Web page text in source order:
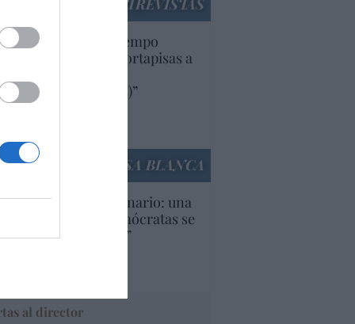
ENTREVISTAS
lleva mucho tiempo
aranceles y cortapisas a
(y europeas)”
LA CASA BLANCA
Inquietante escenario: una
parte de los demócratas se
como “socialista”
al director